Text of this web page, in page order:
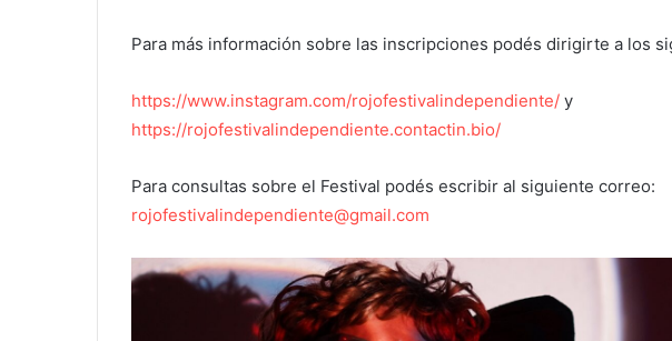
Para más información sobre las inscripciones podés dirigirte a los
https://www.instagram.com/rojofestivalindependiente/ y
https://rojofestivalindependiente.contactin.bio/
Para consultas sobre el Festival podés escribir al siguiente correo:
rojofestivalindependiente@gmail.com